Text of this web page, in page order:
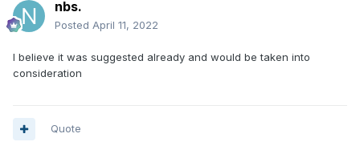
nbs.
Posted April 11, 2022
I believe it was suggested already and would be taken into
consideration
Quote